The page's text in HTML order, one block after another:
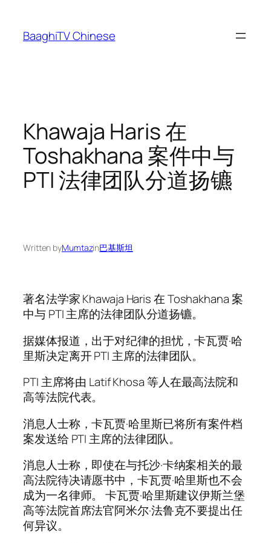
content
BaaghiTV Chinese
Khawaja Haris 在
Toshakhana 案件中与
PTI 法律团队分道扬镳
Written byMumtazin巴基斯坦
著名法学家 Khawaja Haris 在 Toshakhana 案
中与 PTI 主席的法律团队分道扬镳。
据媒体报道，出于对纪律的担忧，卡瓦贾·哈
里斯决定离开 PTI 主席的法律团队。
PTI 主席将由 Latif Khosa 等人在最高法院和
高等法院代表。
消息人士称，卡瓦贾·哈里斯已将所有案件档
案发送给 PTI 主席的法律团队。
消息人士称，即使在与托沙·卡纳案相关的最
高法院待决请愿书中，卡瓦贾·哈里斯也不会
成为一名律师。 卡瓦贾·哈里斯建议伊斯兰堡
高等法院首席法官阿米尔·法鲁克不要提出任
何异议。